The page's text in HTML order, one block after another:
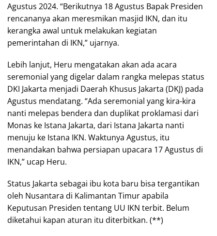
Agustus 2024. “Berikutnya 18 Agustus Bapak Presiden
rencananya akan meresmikan masjid IKN, dan itu
kerangka awal untuk melakukan kegiatan
pemerintahan di IKN,” ujarnya.
Lebih lanjut, Heru mengatakan akan ada acara
seremonial yang digelar dalam rangka melepas status
DKI Jakarta menjadi Daerah Khusus Jakarta (DKJ) pada
Agustus mendatang. “Ada seremonial yang kira-kira
nanti melepas bendera dan duplikat proklamasi dari
Monas ke Istana Jakarta, dari Istana Jakarta nanti
menuju ke Istana IKN. Waktunya Agustus, itu
menandakan bahwa persiapan upacara 17 Agustus di
IKN,” ucap Heru.
Status Jakarta sebagai ibu kota baru bisa tergantikan
oleh Nusantara di Kalimantan Timur apabila
Keputusan Presiden tentang UU IKN terbit. Belum
diketahui kapan aturan itu diterbitkan. (**)